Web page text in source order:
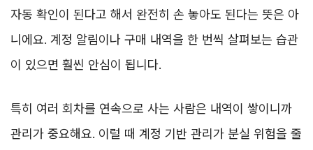
자동 확인이 된다고 해서 완전히 손 놓아도 된다는 뜻은 아
니에요. 계정 알림이나 구매 내역을 한 번씩 살펴보는 습관
이 있으면 훨씬 안심이 됩니다.
특히 여러 회차를 연속으로 사는 사람은 내역이 쌓이니까
관리가 중요해요. 이럴 때 계정 기반 관리가 분실 위험을 줄